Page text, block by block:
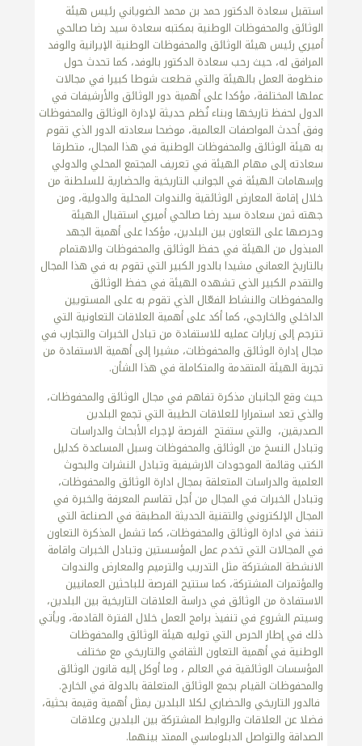
استقبل سعادة الدكتور حمد بن محمد الضوياني رئيس هيئة
الوثائق والمحفوظات الوطنية بمكتبه سعادة سيد رضا صالحي
أميري رئيس هيئة الوثائق والمحفوظات الوطنية الإيرانية والوفد
المرافق له، حيث رحب سعادة الدكتور بالوفد، كما تحدث حول
منظومة العمل بالهيئة والتي قطعت شوطا كبيرا في مجالات
عملها المختلفة، مؤكدا على أهمية دور الوثائق والأرشيفات في
الدول لحفظ تاريخها وبناء نُظم حديثة لإدارة الوثائق والمحفوظات
وفق أحدث المواصفات العالمية، موضحا سعادته الدور الذي تقوم
به هيئة الوثائق والمحفوظات الوطنية في هذا المجال، متطرقا
سعادته إلى مهام الهيئة في تعريف المجتمع المحلي والدولي
وإسهامات الهيئة في الجوانب التاريخية والحضارية للسلطنة من
خلال إقامة المعارض الوثائقية والندوات المحلية والدولية، ومن
جهته ثمن سعادة سيد رضا صالحي أميري استقبال الهيئة
وحرصها على التعاون بين البلدين، مؤكدا على أهمية الجهد
المبذول من الهيئة في حفظ الوثائق والمحفوظات والاهتمام
بالتاريخ العماني مشيدا بالدور الكبير التي تقوم به في هذا المجال
والتقدم الكبير الذي تشهده الهيئة في حفظ الوثائق
والمحفوظات والنشاط الفعّال الذي تقوم به على المستويين
الداخلي والخارجي، كما أكد على أهمية العلاقات التعاونية التي
تترجم إلى زيارات عمليه للاستفادة من تبادل الخبرات والتجارب في
مجال إدارة الوثائق والمحفوظات، مشيرا إلى أهمية الاستفادة من
تجربة الهيئة المتقدمة والمتكاملة في هذا الشأن.
حيث وقع الجانبان مذكرة تفاهم في مجال الوثائق والمحفوظات،
والذي تعد استمرارا للعلاقات الطيبة التي تجمع البلدين
الصديقين، والتي ستفتح الفرصة لإجراء الأبحاث والدراسات
وتبادل النسخ من الوثائق والمحفوظات وسبل المساعدة كدليل
الكتب وقائمة الموجودات الارشيفية وتبادل النشرات والبحوث
العلمية والدراسات المتعلقة بمجال ادارة الوثائق والمحفوظات،
وتبادل الخبرات في المجال من أجل تقاسم المعرفة والخبرة في
المجال الإلكتروني والتقنية الحديثة المطبقة في الصناعة التي
تنفذ في ادارة الوثائق والمحفوظات، كما تشمل المذكرة التعاون
في المجالات التي تخدم عمل المؤسستين وتبادل الخبرات واقامة
الانشطة المشتركة مثل التدريب والترميم والمعارض والندوات
والمؤتمرات المشتركة، كما ستتيح الفرصة للباحثين العمانيين
الاستفادة من الوثائق في دراسة العلاقات التاريخية بين البلدين،
وسيتم الشروع في تنفيذ برامج العمل خلال الفترة القادمة، ويأتي
ذلك في إطار الحرص التي توليه هيئة الوثائق والمحفوظات
الوطنية في أهمية التعاون الثقافي والتاريخي مع مختلف
المؤسسات الوثائقية في العالم ، وما أوكل إليه قانون الوثائق
والمحفوظات القيام بجمع الوثائق المتعلقة بالدولة في الخارج.
فالدور التاريخي والحضاري لكلا البلدين يمثل أهمية وقيمة بحثية،
فضلا عن العلاقات والروابط المشتركة بين البلدين وعلاقات
الصداقة والتواصل الدبلوماسي الممتد بينهما.